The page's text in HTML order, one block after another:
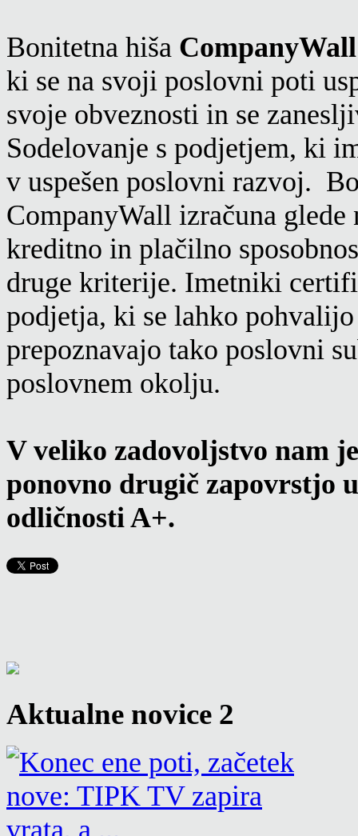
Bonitetna hiša CompanyWall
ki se na svoji poslovni poti
svoje obveznosti in se
Sodelovanje s podjetjem, ki
v uspešen poslovni razvoj.
CompanyWall izračuna
kreditno in plačilno
druge kriterije. Imetniki
podjetja, ki se lahko
prepoznavajo tako poslovni
poslovnem okolju.
V veliko zadovoljstvo nam
ponovno drugič zapovrstjo
odličnosti A+.
Aktualne novice 2